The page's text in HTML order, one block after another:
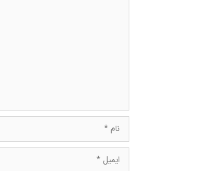
ایمیل